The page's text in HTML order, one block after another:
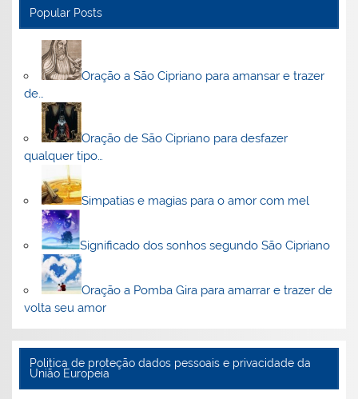
Popular Posts
Oração a São Cipriano para amansar e trazer
de…
Oração de São Cipriano para desfazer
qualquer tipo…
Simpatias e magias para o amor com mel
Significado dos sonhos segundo São Cipriano
Oração a Pomba Gira para amarrar e trazer de
volta seu amor
Politica de proteção dados pessoais e privacidade da
União Europeia